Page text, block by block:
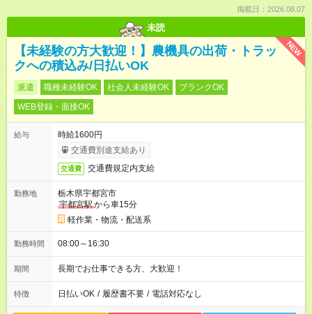
掲載日：2026.08.07
未読
NEW
【未経験の方大歓迎！】農機具の出荷・トラッ
クへの積込み/日払いOK
派遣 職種未経験OK 社会人未経験OK
ブランクOK
WEB登録・面接OK
給与
時給1600円
交通費別途支給あり
交通費 交通費規定内支給
勤務地
栃木県宇都宮市
宇都宮駅から車15分
軽作業・物流・配送系
勤務時間 08:00～16:30
期間 長期でお仕事できる方、大歓迎！
特徴 日払いOK / 履歴書不要 / 電話対応なし